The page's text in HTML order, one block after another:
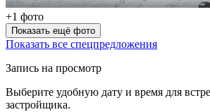
+1 фото
Показать ещё фото
Показать все спецпредложения
Запись на просмотр
Выберите удобную дату и время для
застройщика.